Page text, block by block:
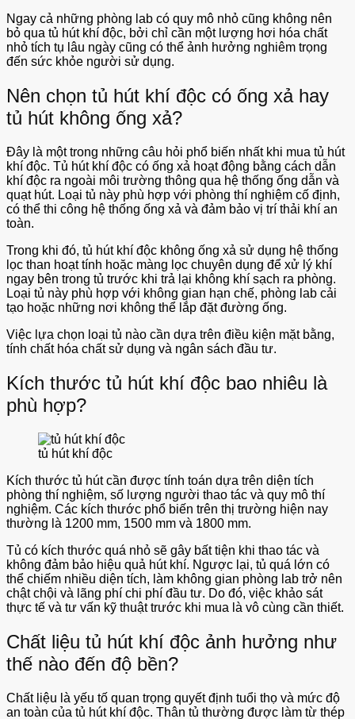
Ngay cả những phòng lab có quy mô nhỏ cũng không nên
bỏ qua tủ hút khí độc, bởi chỉ cần một lượng hơi hóa chất
nhỏ tích tụ lâu ngày cũng có thể ảnh hưởng nghiêm trọng
đến sức khỏe người sử dụng.
Nên chọn tủ hút khí độc có ống xả hay
tủ hút không ống xả?
Đây là một trong những câu hỏi phổ biến nhất khi mua tủ hút
khí độc. Tủ hút khí độc có ống xả hoạt động bằng cách dẫn
khí độc ra ngoài môi trường thông qua hệ thống ống dẫn và
quạt hút. Loại tủ này phù hợp với phòng thí nghiệm cố định,
có thể thi công hệ thống ống xả và đảm bảo vị trí thải khí an
toàn.
Trong khi đó, tủ hút khí độc không ống xả sử dụng hệ thống
lọc than hoạt tính hoặc màng lọc chuyên dụng để xử lý khí
ngay bên trong tủ trước khi trả lại không khí sạch ra phòng.
Loại tủ này phù hợp với không gian hạn chế, phòng lab cải
tạo hoặc những nơi không thể lắp đặt đường ống.
Việc lựa chọn loại tủ nào cần dựa trên điều kiện mặt bằng,
tính chất hóa chất sử dụng và ngân sách đầu tư.
Kích thước tủ hút khí độc bao nhiêu là
phù hợp?
tủ hút khí độc
Kích thước tủ hút cần được tính toán dựa trên diện tích
phòng thí nghiệm, số lượng người thao tác và quy mô thí
nghiệm. Các kích thước phổ biến trên thị trường hiện nay
thường là 1200 mm, 1500 mm và 1800 mm.
Tủ có kích thước quá nhỏ sẽ gây bất tiện khi thao tác và
không đảm bảo hiệu quả hút khí. Ngược lại, tủ quá lớn có
thể chiếm nhiều diện tích, làm không gian phòng lab trở nên
chật chội và lãng phí chi phí đầu tư. Do đó, việc khảo sát
thực tế và tư vấn kỹ thuật trước khi mua là vô cùng cần thiết.
Chất liệu tủ hút khí độc ảnh hưởng như
thế nào đến độ bền?
Chất liệu là yếu tố quan trọng quyết định tuổi thọ và mức độ
an toàn của tủ hút khí độc. Thân tủ thường được làm từ thép